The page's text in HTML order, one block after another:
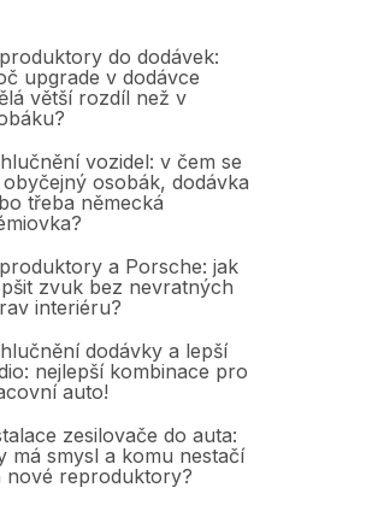
do dodávek:
upgrade v dodávce
větší rozdíl než v
vozidel: v čem se
obyčejný osobák, dodávka
třeba německá
a Porsche: jak
zvuk bez nevratných
interiéru?
dodávky a lepší
nejlepší kombinace pro
auto!
zesilovače do auta:
má smysl a komu nestačí
nové reproduktory?